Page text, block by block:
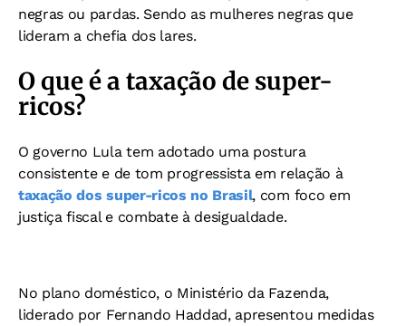
negras ou pardas. Sendo as mulheres negras que
lideram a chefia dos lares.
O que é a taxação de super-
ricos?
O governo Lula tem adotado uma postura
consistente e de tom progressista em relação à
taxação dos super-ricos no Brasil, com foco em
justiça fiscal e combate à desigualdade.
No plano doméstico, o Ministério da Fazenda,
liderado por Fernando Haddad, apresentou medidas